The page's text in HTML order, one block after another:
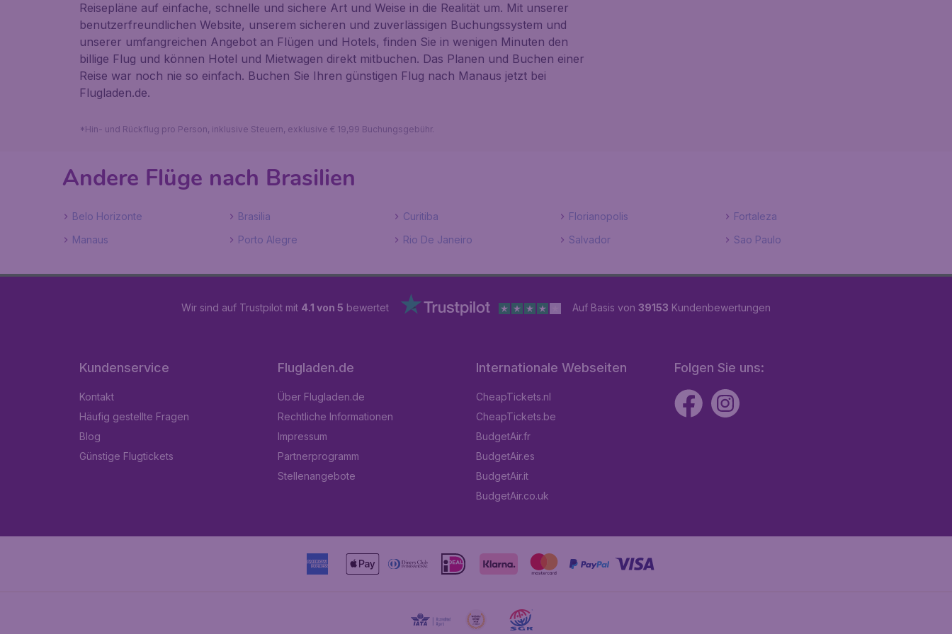
Reisepläne auf einfache, schnelle und sichere Art und Weise in die Realität um. Mit unserer
benutzerfreundlichen Website, unserem sicheren und zuverlässigen Buchungssystem und
unserer umfangreichen Angebot an Flügen und Hotels, finden Sie in wenigen Minuten den
billige Flug und können Hotel und Mietwagen direkt mitbuchen. Das Planen und Buchen einer
Reise war noch nie so einfach. Buchen Sie Ihren günstigen Flug nach Manaus jetzt bei
Flugladen.de.
*Hin- und Rückflug pro Person, inklusive Steuern, exklusive € 19,99 Buchungsgebühr.
Andere Flüge nach Brasilien
Belo Horizonte Brasilia Curitiba Florianopolis
Fortaleza
Manaus
Porto Alegre Rio De Janeiro Salvador Sao Paulo
Wir sind auf Trustpilot mit 4.1 von 5 bewertet Auf Basis von 39153 Kundenbewertungen
Kundenservice
Kontakt
Häufig gestellte Fragen
Blog
Günstige Flugtickets
Flugladen.de
Über Flugladen.de
Rechtliche Informationen
Impressum
Partnerprogramm
Stellenangebote
Internationale Webseiten
CheapTickets.nl
CheapTickets.be
BudgetAir.fr
BudgetAir.es
BudgetAir.it
BudgetAir.co.uk
Folgen Sie uns: